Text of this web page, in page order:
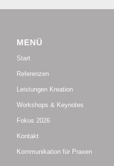
MENÜ
Start
Referenzen
Leistungen Kreation
Workshops & Keynotes
Fokus 2026
Kontakt
Kommunikation für Praxen